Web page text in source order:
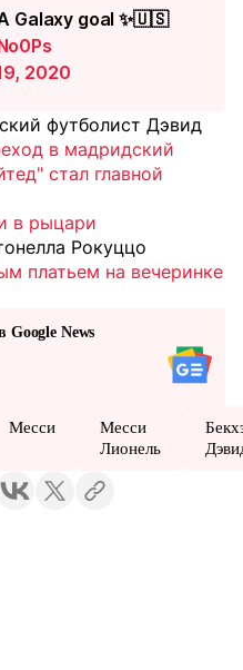
Galaxy goal ✨🇺🇸
2020
футболист Дэвид
в мадридский
стал главной
в рыцари
Рокуццо
платьем на вечеринке
Google News
Месси
Месси
Лионель